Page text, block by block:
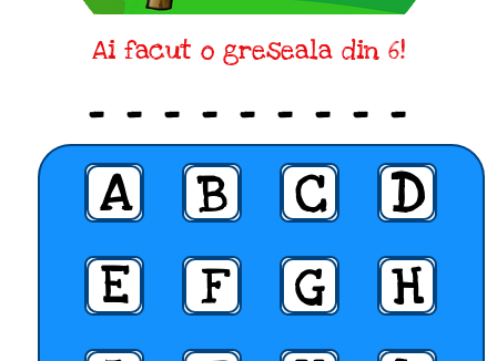
Ai facut o greseala din 6!
_ _ _ _ _ _ _ _ _
A B C
D
E
F G
H